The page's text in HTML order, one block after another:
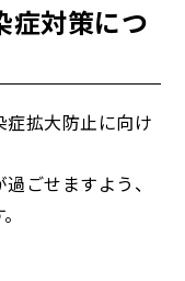
症対策につ
拡大防止に向け
ごせますよう、